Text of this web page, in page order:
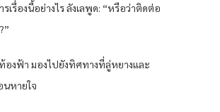
เรื่องนี้อย่างไร ลังเลพูด: “หรือว่าติดต่อ
องฟ้า มองไปยังทิศทางที่ลู่หยางและ
นหายใจ